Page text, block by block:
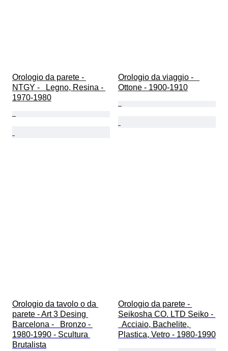
Orologio da parete -
NTGY -   Legno, Resina -
1970-1980
Orologio da viaggio -
Ottone - 1900-1910
Orologio da tavolo o da
parete - Art 3 Desing
Barcelona -   Bronzo -
1980-1990 - Scultura
Brutalista
Orologio da parete -
Seikosha CO. LTD Seiko -
  Acciaio, Bachelite,
Plastica, Vetro - 1980-1990